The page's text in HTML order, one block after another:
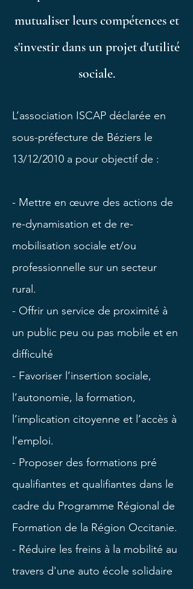
mutualiser leurs compétences et
s'investir dans un projet d'utilité
sociale.
L’association ISCAP déclarée en
sous-préfecture de Béziers le
13/12/2010 a pour objectif de :​
- Mettre en œuvre des actions de
re-dynamisation et de re-
mobilisation sociale et/ou
professionnelle sur un secteur
rural.
- Offrir un service de proximité à
un public peu ou pas mobile et en
difficulté
- Favoriser l’insertion sociale,
l’autonomie, la formation,
l’implication citoyenne et l’accès à
l’emploi.
- Proposer des formations pré
qualifiantes et qualifiantes dans le
cadre du Programme Régional de
Formation de la Région Occitanie.
- Réduire les freins à la mobilité au
travers d'une auto école solidaire